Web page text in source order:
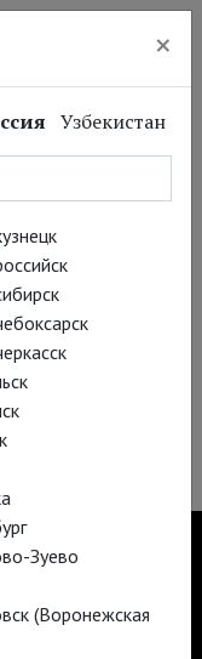
×
Узбекистан
Зуево
(Воронежская